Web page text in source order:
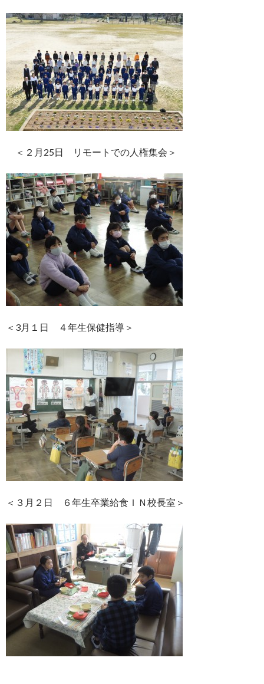
＜２月25日 リモートでの人権集会＞
＜3月１日 ４年生保健指導＞
＜３月２日 ６年生卒業給食ＩＮ校長室＞